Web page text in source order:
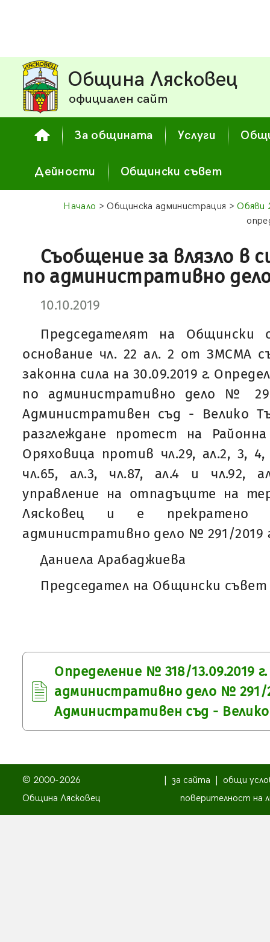
Община Лясковец
официален сайт
За общината Услуги
Дейности Общински съвет
Начало > Общинска администрация >Обяви
Съобщение за влязло в
по административно
10.10.2019
Председателят на Общински
основание чл. 22 ал. 2 от ЗМСМА
законна сила на 30.09.2019 г.
по административно дело №
Административен съд - Велико
разглеждане протест на
Оряховица против чл.29, ал.2, 3, 4,
чл.65, ал.3, чл.87, ал.4 и чл.92,
управление на отпадъците на
Лясковец и е прекратено
административно дело № 291/2019
Даниела Арабаджиева
Председател на Общински съвет
Определение № 318/13.09.2019
административно дело № 291/
Административен съд -
© 2000-2026
Община Лясковец
за сайта
общи
поверителност на